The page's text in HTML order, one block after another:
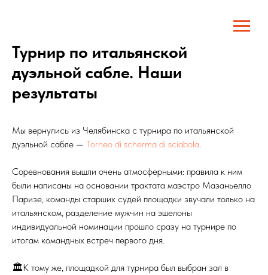
Турнир по итальянской
дуэльной сабле. Наши
результаты
Мы вернулись из Челябинска с турнира по итальянской
дуэльной сабле — Torneo di scherma di sciabola.
Соревнования вышли очень атмосферными: правила к ним
были написаны на основании трактата маэстро Мазаньелло
Паризе, команды старших судей площадки звучали только на
итальянском, разделение мужчин на эшелоны
индивидуальной номинации прошло сразу на турнире по
итогам командных встреч первого дня.
🏛К тому же, площадкой для турнира был выбран зал в